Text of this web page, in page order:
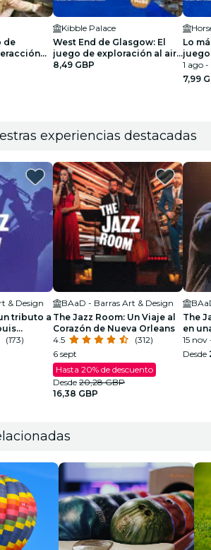
de
Kibble Palace
West End de Glasgow: El
juego de exploración al aire
libre Portal Traveler
8,49 GBP
Lo
libre
1 ago -
7,99
experiencias destacadas
& Design
tributo a
(173)
BAaD - Barras Art & Design
The Jazz Room: Un Viaje al
Corazón de Nueva Orleans
4.5
(312)
6 sept
Hasta 20% de descuento
Desde 20,28 GBP
16,38 GBP
The
en
15 nov
Desde